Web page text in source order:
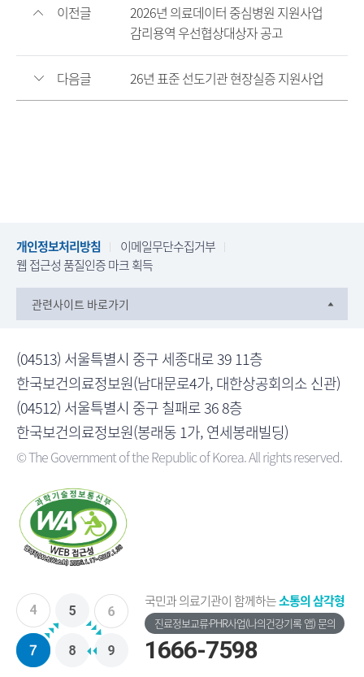
이전글
2026년 의료데이터 중심병원 지원사업
감리용역 우선협상대상자 공고
다음글 26년 표준 선도기관 현장실증 지원사업
개인정보처리방침
이메일무단수집거부
웹 접근성 품질인증 마크 획득
관련사이트 바로가기
(04513) 서울특별시 중구 세종대로 39 11층
한국보건의료정보원(남대문로4가, 대한상공회의소 신관)
(04512) 서울특별시 중구 칠패로 36 8층
한국보건의료정보원(봉래동 1가, 연세봉래빌딩)
© The Government of the Republic of Korea. All rights reserved.
국민과 의료기관이 함께하는소통의 삼각형
진료정보교류·PHR사업(나의건강기록 앱) 문의
1666-7598